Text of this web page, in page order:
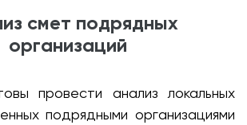
смет подрядных
организаций
провести анализ локальных
подрядными организациями